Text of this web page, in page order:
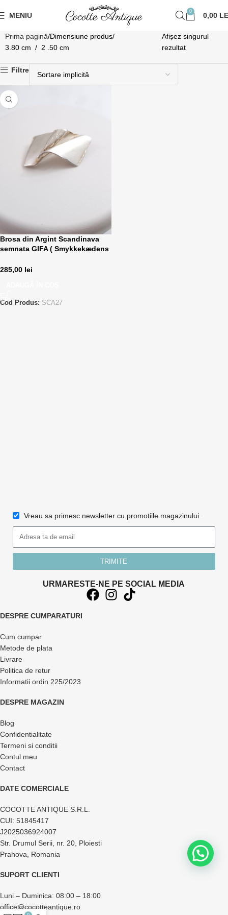
MENIU 0 0,00
Prima pagină Dimensiune produs
3.80 cm / 2 .50 cm
Afișez singurul
rezultat
Filtre
Brosa din Argint Scandinava
semnata GIFA ( Smykkekædens
S
285,00 lei
Cod Produs: SCA27
Vreau sa primesc newsletter cu promotiile magazinului.
TRIMITE
URMARESTE-NE PE SOCIAL MEDIA
DESPRE CUMPARATURI
Cum cumpar
Metode de plata
Livrare
Politica de retur
Informatii ordin 225/2023
DESPRE MAGAZIN
Blog
Confidentialitate
Termeni si conditii
Contul meu
Contact
DATE COMERCIALE
COCOTTE ANTIQUE S.R.L.
CUI: 51845417
J2025036924007
Str. Drumul Serii, nr. 20, Ploiesti
Prahova, Romania
SUPORT CLIENTI
Luni – Duminica: 08:00 – 18:00
office@cocotteantique.ro